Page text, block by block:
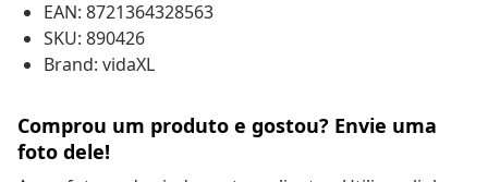
EAN: 8721364328563
SKU: 890426
Brand: vidaXL
Comprou um produto e gostou? Envie uma
foto dele!